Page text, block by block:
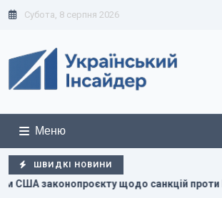
Субота, 8 серпня 2026
Меню
ШВИДКІ НОВИНИ
проти РФ Росія збирається